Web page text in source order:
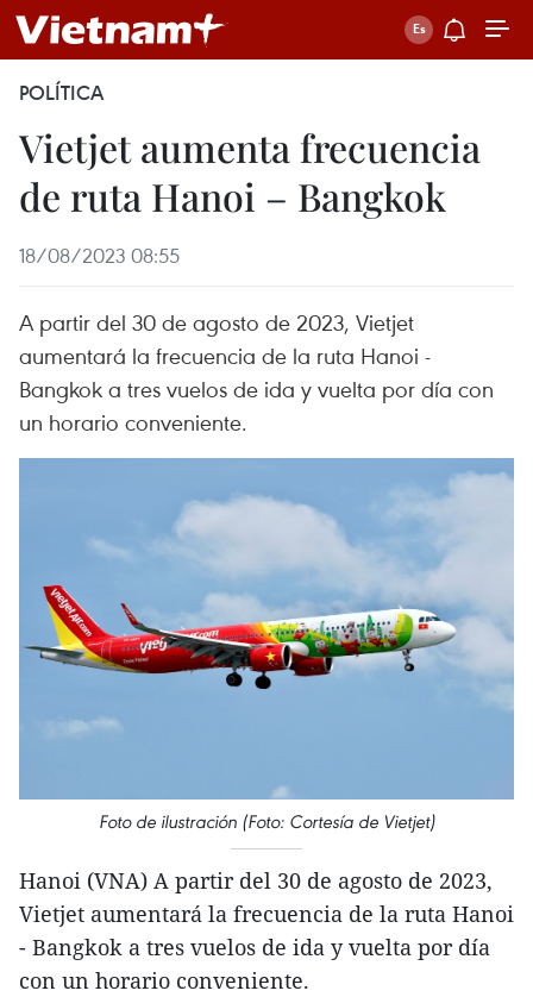
POLÍTICA
Vietjet aumenta frecuencia
de ruta Hanoi – Bangkok
18/08/2023 08:55
A partir del 30 de agosto de 2023, Vietjet
aumentará la frecuencia de la ruta Hanoi -
Bangkok a tres vuelos de ida y vuelta por día con
un horario conveniente.
Foto de ilustración (Foto: Cortesía de Vietjet)
Hanoi (VNA) A partir del 30 de agosto de 2023,
Vietjet aumentará la frecuencia de la ruta Hanoi
- Bangkok a tres vuelos de ida y vuelta por día
con un horario conveniente.